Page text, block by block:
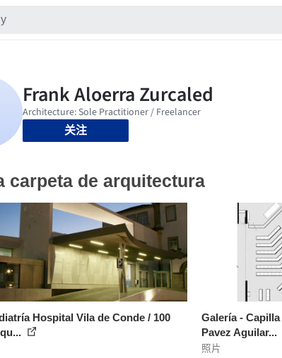
关注
carpeta de arquitectura
Hospital Vila de Conde / 100
Galería -
Pavez Aguilar...
照片